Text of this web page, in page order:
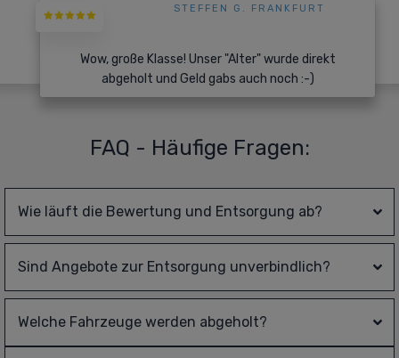
STEFFEN G. FRANKFURT
Wow, große Klasse! Unser "Alter" wurde direkt
abgeholt und Geld gabs auch noch :-)
FAQ - Häufige Fragen:
Wie läuft die Bewertung und Entsorgung ab?
Sind Angebote zur Entsorgung unverbindlich?
Welche Fahrzeuge werden abgeholt?